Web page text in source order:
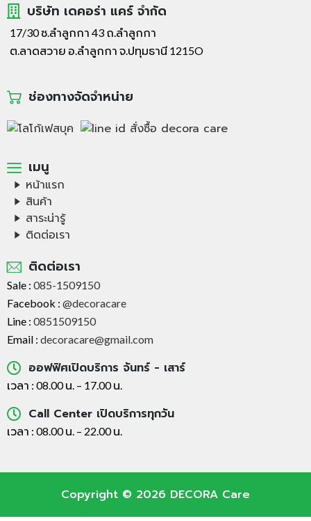
บริษัท เดคอร่า แคร์ จำกัด
17/30 ซ.ลำลูกกา 43 ถ.ลำลูกกา
ต.ลาดสวาย อ.ลำลูกกา จ.ปทุมธานี 1215O
ช่องทางจัดจำหน่าย
เมนู
หน้าแรก
สินค้า
สาระน่ารู้
ติดต่อเรา
ติดต่อเรา
Sale : 085-1509150
Facebook : @decoracare
Line : 0851509150
Email : decoracare@gmail.com
ออฟฟิศเปิดบริการ จันทร์ - เสาร์
เวลา : 08.00 น. – 17.00 น.
Call Center เปิดบริการทุกวัน
เวลา : 08.00 น. – 22.00 น.
Copyright © 2026 DECORA Care